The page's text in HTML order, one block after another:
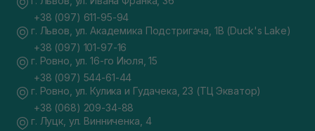
+38 (097) 611-95-94
г. Львов, ул. Академика Подстригача, 1В (Duck's Lake)
+38 (097) 101-97-16
г. Ровно, ул. 16-го Июля, 15
+38 (097) 544-61-44
г. Ровно, ул. Кулика и Гудачека, 23 (ТЦ Экватор)
+38 (068) 209-34-88
г. Луцк, ул. Винниченка, 4